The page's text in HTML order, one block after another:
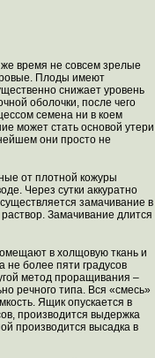
время не совсем зрелые
Плоды имеют
снижает уровень
оболочки, после чего
семена ни в коем
может стать основой утери
они просто не
от плотной кожуры
Через сутки аккуратно
замачивание в
Замачивание длится
в холщовую ткань и
не более пяти градусов
метод проращивания –
речного типа. Вся «смесь»
Ящик опускается в
производится выдержка
производится высадка в